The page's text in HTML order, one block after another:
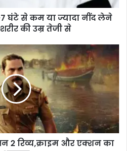
घंटे से कम या ज्यादा नींद लेने
की उम्र तेजी से
2 रिव्य,क्राइम और एक्शन का